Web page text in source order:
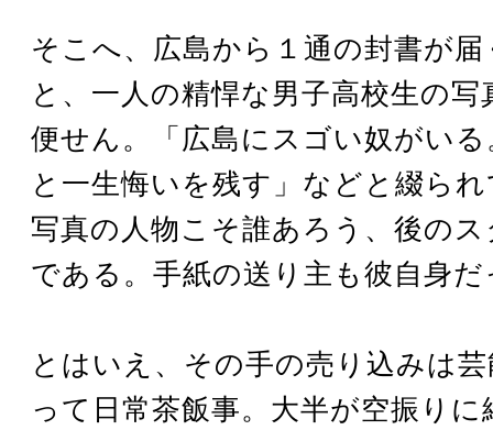
そこへ、広島から１通の封書が
と、一人の精悍な男子高校生の写
便せん。「広島にスゴい奴がい
と一生悔いを残す」などと綴ら
写真の人物こそ誰あろう、後の
である。手紙の送り主も彼自身だ
とはいえ、その手の売り込みは
って日常茶飯事。大半が空振り